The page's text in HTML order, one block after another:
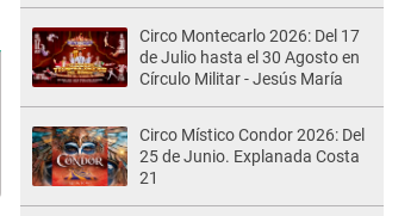
Circo Montecarlo 2026: Del 17
de Julio hasta el 30 Agosto en
Círculo Militar - Jesús María
Circo Místico Condor 2026: Del
25 de Junio. Explanada Costa
21